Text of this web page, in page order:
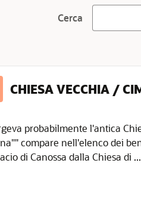
Cerca
CHIESA VECCHIA /
probabilmente l'antica
compare nell'elenco dei
di Canossa dalla Chiesa di ...